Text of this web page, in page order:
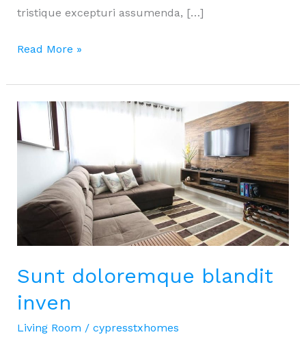
tristique excepturi assumenda, […]
Taciti
dis
odit
incidunt
Read More »
Sunt doloremque blandit
inven
Living Room / cypresstxhomes